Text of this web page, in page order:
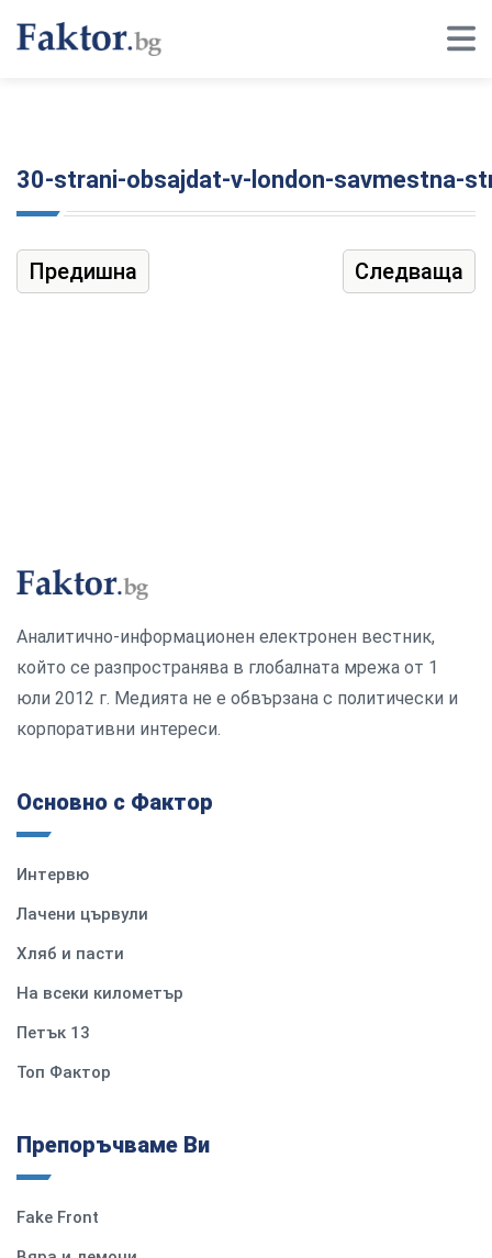
30-strani-obsajdat-v-london-savmestna-
Предишна Следваща
Аналитично-информационен електронен вестник,
който се разпространява в глобалната мрежа от 1
юли 2012 г. Медията не е обвързана с политически и
корпоративни интереси.
Основно с Фактор
Интервю
Лачени цървули
Хляб и пасти
На всеки километър
Петък 13
Топ Фактор
Препоръчваме Ви
Fake Front